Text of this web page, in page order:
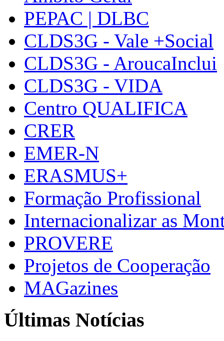
PEPAC | DLBC
CLDS3G - Vale +Social
CLDS3G - AroucaInclui
CLDS3G - VIDA
Centro QUALIFICA
CRER
EMER-N
ERASMUS+
Formação Profissional
Internacionalizar as
PROVERE
Projetos de Cooperação
MAGazines
Últimas Notícias